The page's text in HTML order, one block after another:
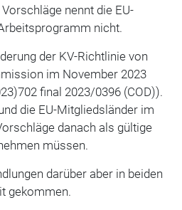
nennt die EU-
nicht.
der KV-Richtlinie von
im November 2023
final 2023/0396 (COD)).
die EU-Mitgliedsländer im
danach als gültige
müssen.
darüber aber in beiden
gekommen.